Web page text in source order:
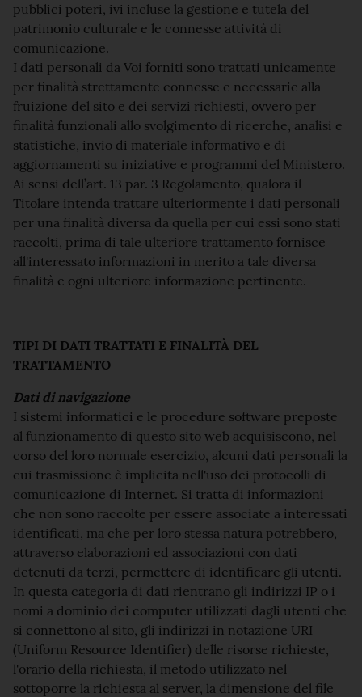
pubblici poteri, ivi incluse la gestione e tutela del
patrimonio culturale e le connesse attività di
comunicazione.
I dati personali da Voi forniti sono trattati unicamente
per finalità strettamente connesse e necessarie alla
fruizione del sito e dei servizi richiesti, ovvero per
finalità funzionali allo svolgimento di ricerche, analisi e
statistiche, invio di materiale informativo e di
aggiornamenti su iniziative e programmi del Ministero.
Ai sensi dell’art. 13 par. 3 Regolamento, qualora il
Titolare intenda trattare ulteriormente i dati personali
per una finalità diversa da quella per cui essi sono stati
raccolti, prima di tale ulteriore trattamento fornisce
all'interessato informazioni in merito a tale diversa
finalità e ogni ulteriore informazione pertinente.
TIPI DI DATI TRATTATI E FINALITÀ DEL
TRATTAMENTO
Dati di navigazione
I sistemi informatici e le procedure software preposte
al funzionamento di questo sito web acquisiscono, nel
corso del loro normale esercizio, alcuni dati personali la
cui trasmissione è implicita nell'uso dei protocolli di
comunicazione di Internet. Si tratta di informazioni
che non sono raccolte per essere associate a interessati
identificati, ma che per loro stessa natura potrebbero,
attraverso elaborazioni ed associazioni con dati
detenuti da terzi, permettere di identificare gli utenti.
In questa categoria di dati rientrano gli indirizzi IP o i
nomi a dominio dei computer utilizzati dagli utenti che
si connettono al sito, gli indirizzi in notazione URI
(Uniform Resource Identifier) delle risorse richieste,
l'orario della richiesta, il metodo utilizzato nel
sottoporre la richiesta al server, la dimensione del file